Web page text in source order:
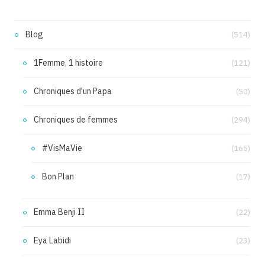
Blog (514)
1Femme, 1 histoire (121)
Chroniques d'un Papa (50)
Chroniques de femmes (294)
#VisMaVie (165)
Bon Plan (17)
Emma Benji II (22)
Eya Labidi (23)